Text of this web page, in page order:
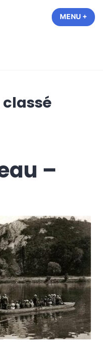
MENU +
classé
–